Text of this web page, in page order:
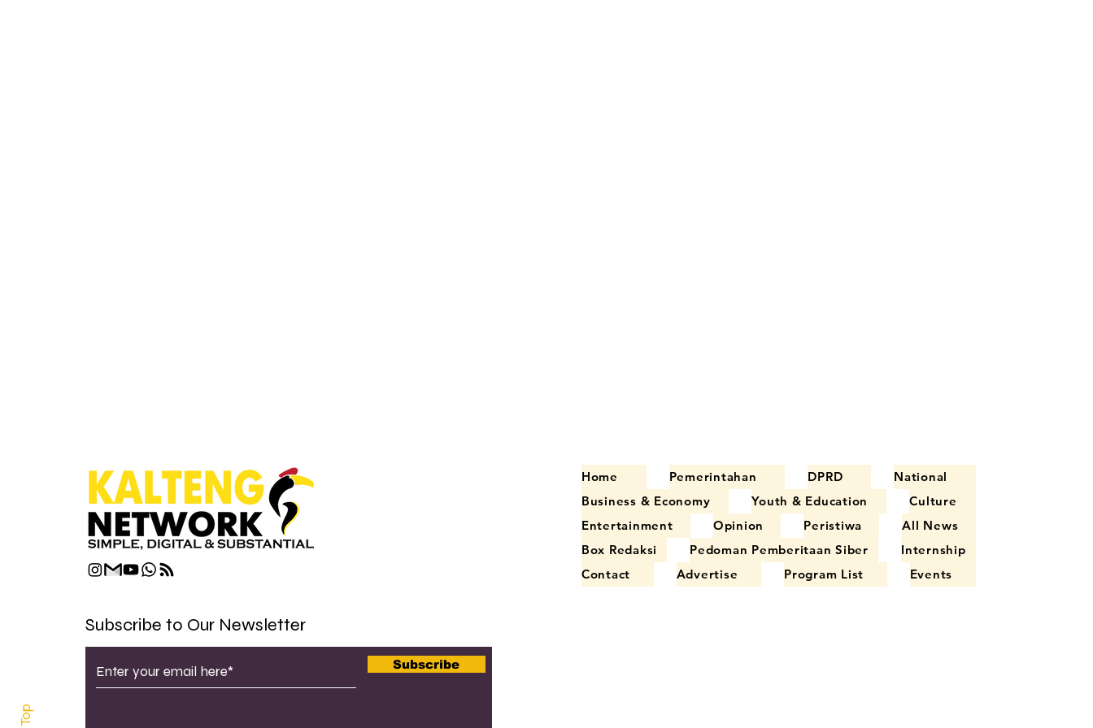
Subscribe to Our Newsletter
Subscribe
Home Pemerintahan DPRD
National
Business & Economy
Youth & Education
Culture
Entertainment
Opinion Peristiwa
All News
Box Redaksi
Pedoman Pemberitaan Siber
Internship
Contact
Advertise Program List Events